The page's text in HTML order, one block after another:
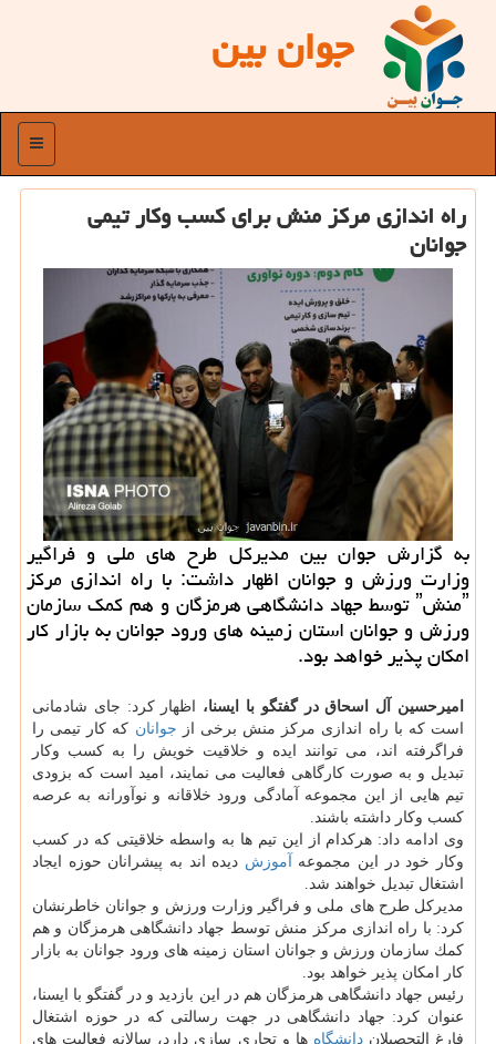
جوان بین
منو
راه اندازی مركز منش برای كسب وكار تیمی
جوانان
به گزارش جوان بین مدیركل طرح های ملی و فراگیر
وزارت ورزش و جوانان اظهار داشت: با راه اندازی مركز
ˮمنشˮ توسط جهاد دانشگاهی هرمزگان و هم كمك سازمان
ورزش و جوانان استان زمینه های ورود جوانان به بازار كار
امكان پذیر خواهد بود.
امیرحسین آل اسحاق در گفتگو با ایسنا،
اظهار كرد: جای شادمانی
است كه با راه اندازی مركز منش برخی از جوانان كه كار تیمی را
فراگرفته اند، می توانند ایده و خلاقیت خویش را به كسب وكار
تبدیل و به صورت كارگاهی فعالیت می نمایند، امید است كه بزودی
تیم هایی از این مجموعه آمادگی ورود خلاقانه و نوآورانه به عرصه
كسب وكار داشته باشند.
وی ادامه داد: هركدام از این تیم ها به واسطه خلاقیتی كه در كسب
وكار خود در این مجموعه
آموزش دیده اند به پیشرانان حوزه ایجاد
اشتغال تبدیل خواهند شد.
مدیركل طرح های ملی و فراگیر وزارت ورزش و جوانان خاطرنشان
كرد: با راه اندازی مركز منش توسط جهاد دانشگاهی هرمزگان و هم
كمك سازمان ورزش و جوانان استان زمینه های ورود جوانان به بازار
كار امكان پذیر خواهد بود.
رئیس جهاد دانشگاهی هرمزگان هم در این بازدید و در گفتگو با ایسنا،
عنوان كرد: جهاد دانشگاهی در جهت رسالتی كه در حوزه اشتغال
فارغ التحصیلاندانشگاه ها و تجاری سازی دارد، سالانه فعالیت های